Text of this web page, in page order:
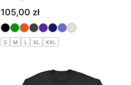
Cena
105,00 zł
S M L XL XXL